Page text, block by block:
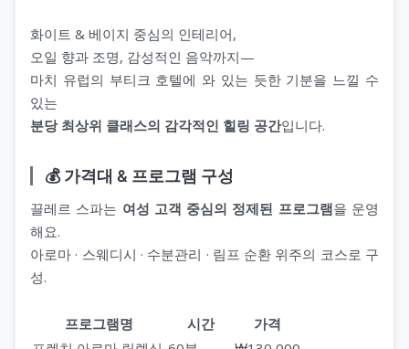
화이트 & 베이지 중심의 인테리어,
오일 향과 조명, 감성적인 음악까지—
마치 유럽의 부티크 호텔에 와 있는 듯한 기분을 느낄 수
있는
분당 최상위 클래스의 감각적인 힐링 공간입니다.
💰 가격대 & 프로그램 구성
끌레르 스파는 여성 고객 중심의 정제된 프로그램을 운영
해요.
아로마 · 스웨디시 · 수분관리 · 림프 순환 위주의 코스로 구
성.
프로그램명 시간
가격